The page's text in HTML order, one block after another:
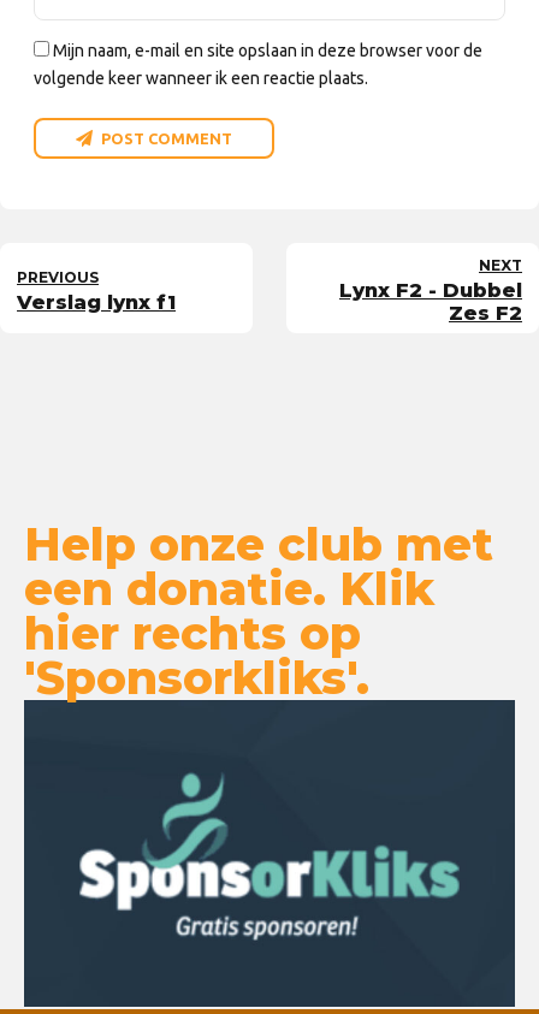
Mijn naam, e-mail en site opslaan in deze browser voor de
volgende keer wanneer ik een reactie plaats.
POST COMMENT
PREVIOUS
Verslag lynx f1
NEXT
Lynx F2 - Dubbel
Zes F2
Help onze club met
een donatie. Klik
hier rechts op
'Sponsorkliks'.